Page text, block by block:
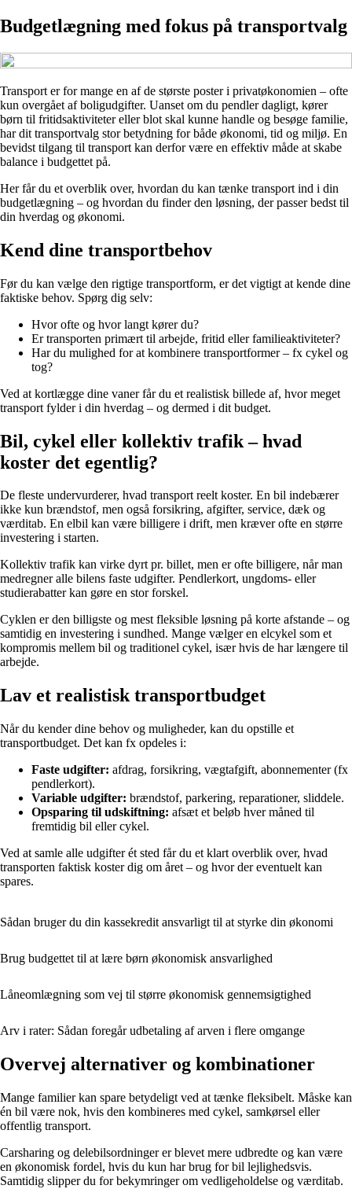
Budgetlægning med fokus på transportvalg
Transport er for mange en af de største poster i privatøkonomien – ofte
kun overgået af boligudgifter. Uanset om du pendler dagligt, kører
børn til fritidsaktiviteter eller blot skal kunne handle og besøge familie,
har dit transportvalg stor betydning for både økonomi, tid og miljø. En
bevidst tilgang til transport kan derfor være en effektiv måde at skabe
balance i budgettet på.
Her får du et overblik over, hvordan du kan tænke transport ind i din
budgetlægning – og hvordan du finder den løsning, der passer bedst til
din hverdag og økonomi.
Kend dine transportbehov
Før du kan vælge den rigtige transportform, er det vigtigt at kende dine
faktiske behov. Spørg dig selv:
Hvor ofte og hvor langt kører du?
Er transporten primært til arbejde, fritid eller familieaktiviteter?
Har du mulighed for at kombinere transportformer – fx cykel og
tog?
Ved at kortlægge dine vaner får du et realistisk billede af, hvor meget
transport fylder i din hverdag – og dermed i dit budget.
Bil, cykel eller kollektiv trafik – hvad
koster det egentlig?
De fleste undervurderer, hvad transport reelt koster. En bil indebærer
ikke kun brændstof, men også forsikring, afgifter, service, dæk og
værditab. En elbil kan være billigere i drift, men kræver ofte en større
investering i starten.
Kollektiv trafik kan virke dyrt pr. billet, men er ofte billigere, når man
medregner alle bilens faste udgifter. Pendlerkort, ungdoms- eller
studierabatter kan gøre en stor forskel.
Cyklen er den billigste og mest fleksible løsning på korte afstande – og
samtidig en investering i sundhed. Mange vælger en elcykel som et
kompromis mellem bil og traditionel cykel, især hvis de har længere til
arbejde.
Lav et realistisk transportbudget
Når du kender dine behov og muligheder, kan du opstille et
transportbudget. Det kan fx opdeles i:
Faste udgifter: afdrag, forsikring, vægtafgift, abonnementer (fx
pendlerkort).
Variable udgifter: brændstof, parkering, reparationer, sliddele.
Opsparing til udskiftning: afsæt et beløb hver måned til
fremtidig bil eller cykel.
Ved at samle alle udgifter ét sted får du et klart overblik over, hvad
transporten faktisk koster dig om året – og hvor der eventuelt kan
spares.
Sådan bruger du din kassekredit ansvarligt til at styrke din økonomi
Brug budgettet til at lære børn økonomisk ansvarlighed
Låneomlægning som vej til større økonomisk gennemsigtighed
Arv i rater: Sådan foregår udbetaling af arven i flere omgange
Overvej alternativer og kombinationer
Mange familier kan spare betydeligt ved at tænke fleksibelt. Måske kan
én bil være nok, hvis den kombineres med cykel, samkørsel eller
offentlig transport.
Carsharing og delebilsordninger er blevet mere udbredte og kan være
en økonomisk fordel, hvis du kun har brug for bil lejlighedsvis.
Samtidig slipper du for bekymringer om vedligeholdelse og værditab.